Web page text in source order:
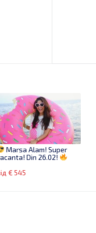
Marsa Alam! Super
Din 26.02!
€ 545